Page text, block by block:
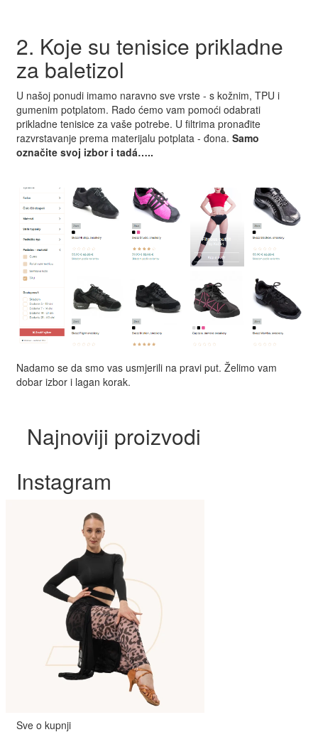
2. Koje su tenisice prikladne
za baletizol
U našoj ponudi imamo naravno sve vrste - s kožnim, TPU i
gumenim potplatom. Rado ćemo vam pomoći odabrati
prikladne tenisice za vaše potrebe. U filtrima pronađite
razvrstavanje prema materijalu potplata - đona. Samo
označite svoj izbor i tadá…..
Nadamo se da smo vas usmjerili na pravi put. Želimo vam
dobar izbor i lagan korak.
Najnoviji proizvodi
Instagram
Sve o kupnji